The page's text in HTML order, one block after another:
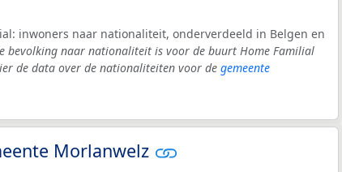
inwoners naar nationaliteit, onderverdeeld in Belgen en
bevolking naar nationaliteit is voor de buurt Home Familial
de data over de nationaliteiten voor de gemeente
Morlanwelz